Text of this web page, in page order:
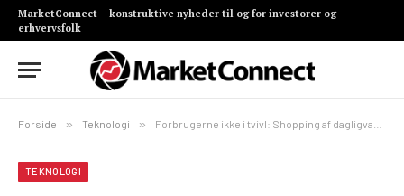
MarketConnect – konstruktive nyheder til og for investorer og
erhvervsfolk
Forside » Teknologi » Forbrugerne ikke i tvivl: Shopping af dagligvarer online er kommet for at blive
TEKNOLOGI